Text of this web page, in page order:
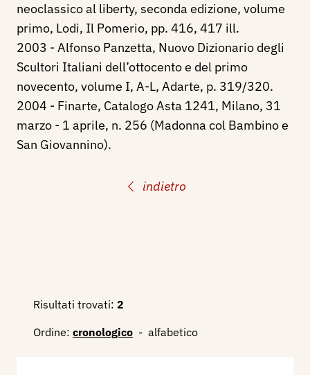
indietro
neoclassico al liberty, seconda edizione, volume
primo, Lodi, Il Pomerio, pp. 416, 417 ill.
2003 - Alfonso Panzetta, Nuovo Dizionario degli
Scultori Italiani dell’ottocento e del primo
novecento, volume I, A-L, Adarte, p. 319/320.
2004 - Finarte, Catalogo Asta 1241, Milano, 31
marzo - 1 aprile, n. 256 (Madonna col Bambino e
San Giovannino).
Risultati trovati: 2
Ordine: cronologico - alfabetico